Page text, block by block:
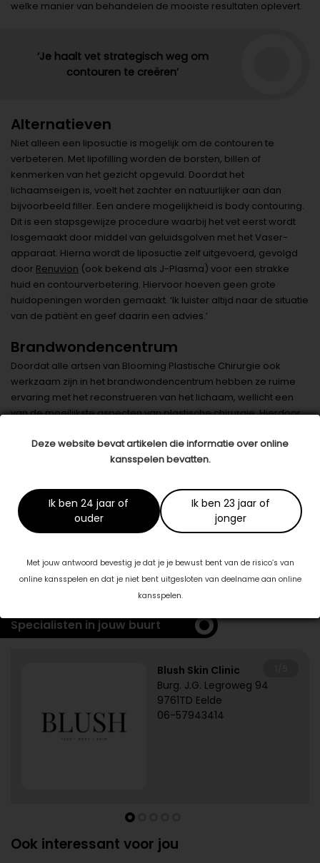
Deze website bevat artikelen die informatie over online
kansspelen bevatten.
Ik ben 24 jaar of
ouder
Ik ben 23 jaar of
jonger
Met jouw antwoord bevestig je dat je je bewust bent van de risico’s van
online kansspelen en dat je niet bent uitgesloten van deelname aan online
kansspelen.
welke manier van behandelen de mooiste resultaten oplevert.
‘Je haalt vet strategisch weg om
contouren te creëren’
Alternatieven
Niet alleen een liposuctie is mogelijk om de contouren te
verbeteren. Met lipofilling worden de borsten, billen of
kenmerken van het gezicht opgevuld. Doordat het
lichaamseigen is, voelt het zachter en natuurlijker aan dan
bijvoorbeeld filler. Een andere mogelijkheid is body contouring.
Dit is een stapsgewijze procedure waarbij het vet eerst wordt
losgemaakt door middel van geluidsgolven met het Vaser-
apparaat. Hierna wordt de liposuctie zelf uitgevoerd, gevolgd
door Renuvion (ook bekend als J-Plasma) voor een strakke
huid en contourverbetering. Hiervoor hoeven geen grote
huidopeningen worden gemaakt. ‘Ik luister altijd naar de situatie
van de patiënt en geef daarin een advies.’
Brandwondencentrum
Doordat alle artsen van Blooming Plastische Chirurgie ook
werkzaam zijn in het brandwondencentrum hebben ze ruime
ervaring met het reconstrueren van het lichaam, wellicht een
van de moeilijkste aspecten van plastische chirurgie. Hierdoor
Datum: 30 november 2023
Dit artikel is tot stand gekomen in samenwerking met:
Blooming Plastische Chirurgie
www.bloomingpc.nl
Specialisten in jouw buurt
Blush Skin Clinic
Burg. J.G. Legroweg 94
9761TD Eelde
06-57943414
Ook interessant voor jou